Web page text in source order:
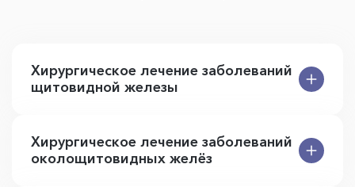
Хирургическое лечение заболеваний
щитовидной железы
Хирургическое лечение заболеваний
околощитовидных желёз